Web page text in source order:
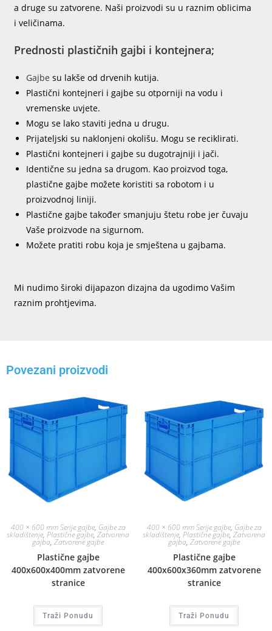
a druge su zatvorene. Naši proizvodi su u raznim oblicima
i veličinama.
Prednosti plastičnih gajbi i kontejnera;
Gajbe su lakše od drvenih kutija.
Plastični kontejneri i gajbe su otporniji na vodu i
vremenske uvjete.
Mogu se lako staviti jedna u drugu.
Prijateljski su naklonjeni okolišu. Mogu se reciklirati.
Plastični kontejneri i gajbe su dugotrajniji i jači.
Identične su jedna sa drugom. Kao proizvod toga,
plastične gajbe možete koristiti sa robotom i u
proizvodnoj liniji.
Plastične gajbe također smanjuju štetu robe jer čuvaju
Vaše proizvode na sigurnom.
Možete pratiti robu koja je smještena u gajbama.
Mi nudimo široki dijapazon dizajna da ugodimo Vašim
raznim prohtjevima.
Povezani proizvodi
400 × 600 mm Serije gajbe, Gajbe za
skladištenje, Plastične gajbe,Zatvorena
gajba, Zatvorene gajbe
Plastične gajbe
400x600x400mm zatvorene
stranice
Traži Ponudu
400 × 600 mm Serije gajbe, Gajbe za
skladištenje, Plastične gajbe,Zatvorena
gajba, Zatvorene gajbe
Plastične gajbe
400x600x360mm zatvorene
stranice
Traži Ponudu